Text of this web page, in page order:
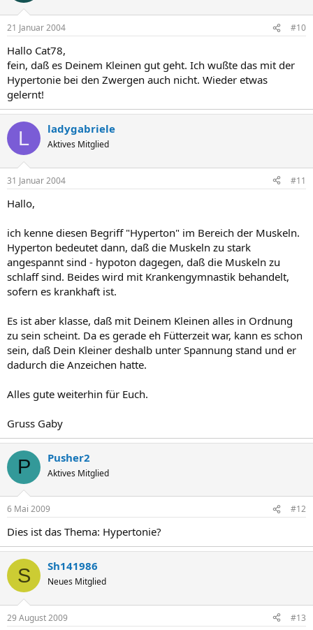
21 Januar 2004 #10
Hallo Cat78,
fein, daß es Deinem Kleinen gut geht. Ich wußte das mit der
Hypertonie bei den Zwergen auch nicht. Wieder etwas
gelernt!
L ladygabriele
Aktives Mitglied
31 Januar 2004 #11
Hallo,
ich kenne diesen Begriff "Hyperton" im Bereich der Muskeln.
Hyperton bedeutet dann, daß die Muskeln zu stark
angespannt sind - hypoton dagegen, daß die Muskeln zu
schlaff sind. Beides wird mit Krankengymnastik behandelt,
sofern es krankhaft ist.
Es ist aber klasse, daß mit Deinem Kleinen alles in Ordnung
zu sein scheint. Da es gerade eh Fütterzeit war, kann es schon
sein, daß Dein Kleiner deshalb unter Spannung stand und er
dadurch die Anzeichen hatte.
Alles gute weiterhin für Euch.
Gruss Gaby
P Pusher2
Aktives Mitglied
6 Mai 2009 #12
Dies ist das Thema: Hypertonie?
S Sh141986
Neues Mitglied
29 August 2009 #13